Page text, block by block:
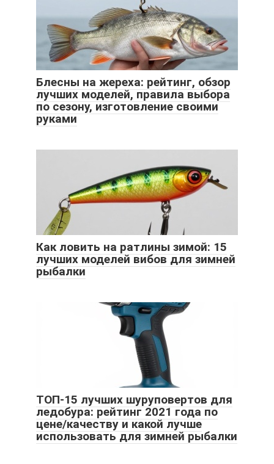
Блесны на жереха: рейтинг, обзор
лучших моделей, правила выбора
по сезону, изготовление своими
руками
Как ловить на ратлины зимой: 15
лучших моделей вибов для зимней
рыбалки
ТОП-15 лучших шуруповертов для
ледобура: рейтинг 2021 года по
цене/качеству и какой лучше
использовать для зимней рыбалки